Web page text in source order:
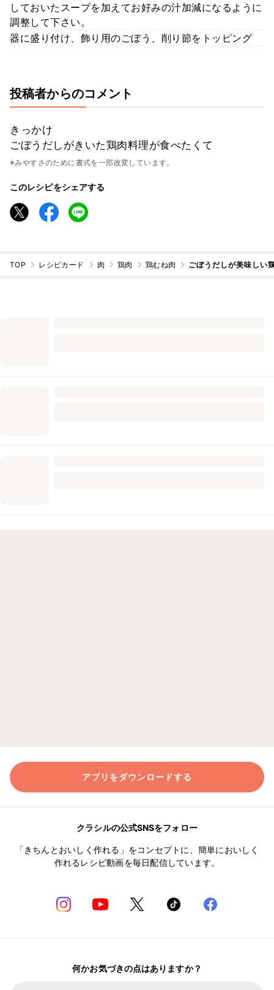
しておいたスープを加えてお好みの汁加減になるように
調整して下さい。
器に盛り付け、飾り用のごぼう、削り節をトッピング
投稿者からのコメント
きっかけ
ごぼうだしがきいた鶏肉料理が食べたくて
※みやすさのために書式を一部改変しています。
このレシピをシェアする
TOP レシピカード 肉 鶏肉 鶏むね肉 ごぼうだしが美味し
アプリをダウンロードする
クラシルの公式SNSをフォロー
「きちんとおいしく作れる」をコンセプトに、簡単においしく
作れるレシピ動画を毎日配信しています。
何かお気づきの点はありますか？